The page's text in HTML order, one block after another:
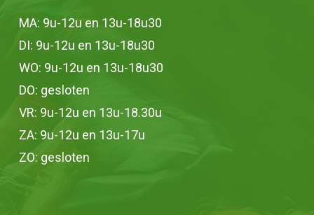
MA: 9u-12u en 13u-18u30
DI: 9u-12u en 13u-18u30
WO: 9u-12u en 13u-18u30
DO: gesloten
VR: 9u-12u en 13u-18.30u
ZA: 9u-12u en 13u-17u
ZO: gesloten